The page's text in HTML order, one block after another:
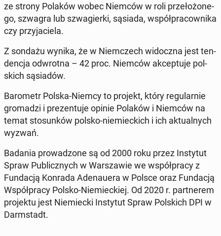
ze strony Polaków wobec Niemców w roli prze­ło­żo­ne­
go, szwagra lub szwa­gier­ki, sąsiada, współ­pra­cow­ni­ka
czy przy­ja­cie­la.
Z sondażu wynika, że w Niem­czech wi­docz­na jest ten­
den­cja od­wrot­na – 42 proc. Niemców ak­cep­tu­je pol­
skich są­sia­dów.
Ba­ro­metr Polska-Niemcy to projekt, który re­gu­lar­nie
gro­ma­dzi i pre­zen­tu­je opinie Polaków i Niemców na
temat sto­sun­ków polsko-nie­miec­kich i ich ak­tu­al­nych
wyzwań.
Badania pro­wa­dzo­ne są od 2000 roku przez In­sty­tut
Spraw Pu­blicz­nych w War­sza­wie we współ­pra­cy z
Fun­da­cją Konrada Ade­nau­era w Polsce oraz Fun­da­cją
Współ­pra­cy Polsko-Nie­miec­kiej. Od 2020 r. part­ne­rem
pro­jek­tu jest Nie­miec­ki In­sty­tut Spraw Pol­skich DPI w
Darm­stadt.